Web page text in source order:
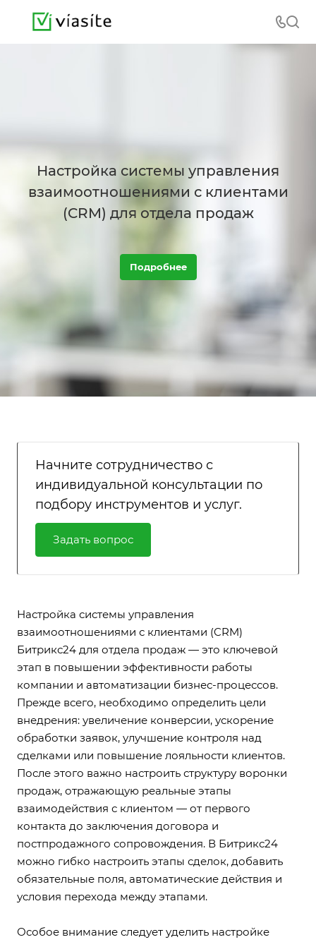
Настройка системы управления
взаимоотношениями с клиентами
(CRM) для отдела продаж
Подробнее
Начните сотрудничество с
индивидуальной консультации по
подбору инструментов и услуг.
Задать вопрос
Настройка системы управления
взаимоотношениями с клиентами (CRM)
Битрикс24 для отдела продаж — это ключевой
этап в повышении эффективности работы
компании и автоматизации бизнес-процессов.
Прежде всего, необходимо определить цели
внедрения: увеличение конверсии, ускорение
обработки заявок, улучшение контроля над
сделками или повышение лояльности клиентов.
После этого важно настроить структуру воронки
продаж, отражающую реальные этапы
взаимодействия с клиентом — от первого
контакта до заключения договора и
постпродажного сопровождения. В Битрикс24
можно гибко настроить этапы сделок, добавить
обязательные поля, автоматические действия и
условия перехода между этапами.
Особое внимание следует уделить настройке